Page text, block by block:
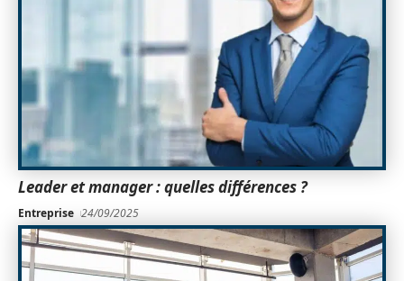
Leader et manager : quelles différences ?
Entreprise 24/09/2025